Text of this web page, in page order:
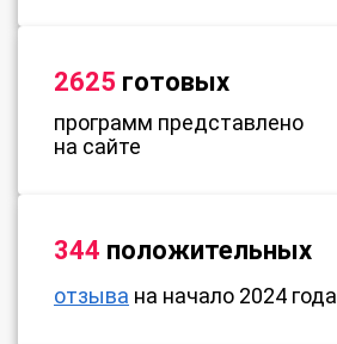
2625 готовых
программ представлено
на сайте
344 положительных
отзыва на начало 2024 года